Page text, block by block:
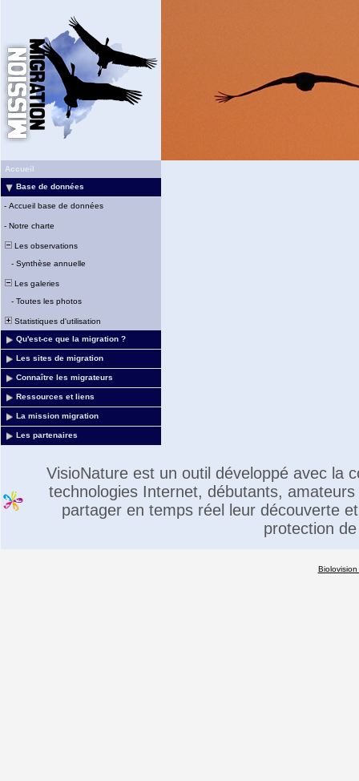
Accueil
Base de données
- Accueil base de données
- Notre charte
Les observations
- Synthèse annuelle
Les galeries
- Toutes les photos
Statistiques d'utilisation
Qu'est-ce que la migration ?
Les sites de migration
Connaître les migrateurs
Ressources et liens
La mission migration
Les partenaires
VisioNature est un outil développé avec la
technologies Internet, débutants,
partager en temps réel leur découverte
protection
Biolovision